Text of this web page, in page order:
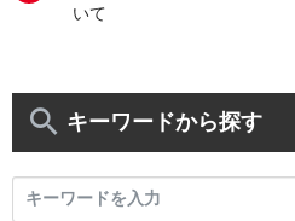
キーワードから探す
いて